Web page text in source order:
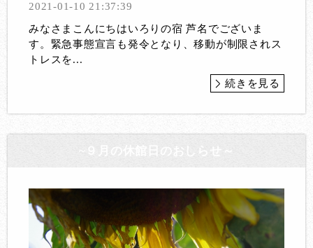
2021-01-10 21:37:39
みなさまこんにちはいろりの宿 芦名でございま
す。緊急事態宣言も発令となり、移動が制限されス
トレスを...
続きを見る
~９月の休館日のおしらせ～